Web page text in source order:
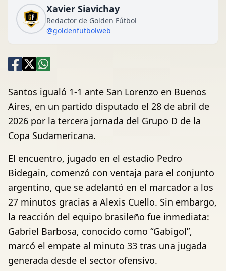
Xavier Siavichay
Redactor de Golden Fútbol
@goldenfutbolweb
Santos igualó 1-1 ante San Lorenzo en Buenos
Aires, en un partido disputado el 28 de abril de
2026 por la tercera jornada del Grupo D de la
Copa Sudamericana.
El encuentro, jugado en el estadio Pedro
Bidegain, comenzó con ventaja para el conjunto
argentino, que se adelantó en el marcador a los
27 minutos gracias a Alexis Cuello. Sin embargo,
la reacción del equipo brasileño fue inmediata:
Gabriel Barbosa, conocido como “Gabigol”,
marcó el empate al minuto 33 tras una jugada
generada desde el sector ofensivo.